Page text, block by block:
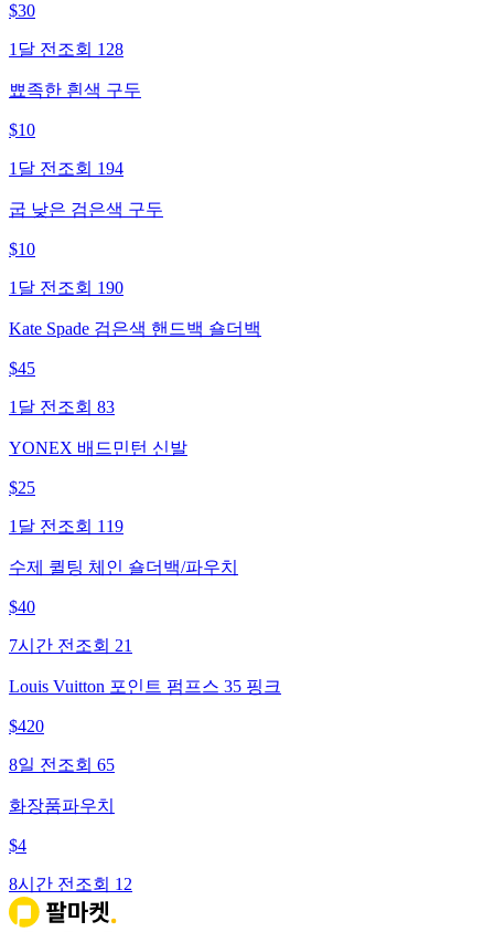
$30
1달 전 조회 128
뾰족한 흰색 구두
$10
1달 전 조회 194
굽 낮은 검은색 구두
$10
1달 전 조회 190
Kate Spade 검은색 핸드백 숄더백
$45
1달 전 조회 83
YONEX 배드민턴 신발
$25
1달 전 조회 119
수제 퀼팅 체인 숄더백/파우치
$40
7시간 전 조회 21
Louis Vuitton 포인트 펌프스 35 핑크
$420
8일 전 조회 65
화장품파우치
$4
8시간 전 조회 12